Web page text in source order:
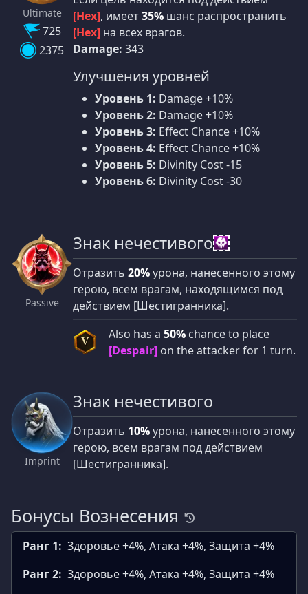
Ultimate
725
2375
[Hex], имеет35% шанс распространить
[Hex] на всех врагов.
Damage: 343
Улучшения уровней
Уровень 1: Damage +10%
Уровень 2: Damage +10%
Уровень 3: Effect Chance +10%
Уровень 4: Effect Chance +10%
Уровень 5: Divinity Cost -15
Уровень 6: Divinity Cost -30
Passive
Знак нечестивого
Отразить 20%урона, нанесенного этому
герою, всем врагам, находящимся под
действием [Шестигранника].
V Also has a 50% chance to place
[Despair] on the attacker for 1 turn.
Imprint
Знак нечестивого
Отразить 10%урона, нанесенного этому
герою, всем врагам под действием
[Шестигранника].
Бонусы Вознесения
Ранг 1: Здоровье +4%, Атака +4%, Защита +4%
Ранг 2: Здоровье +4%, Атака +4%, Защита +4%